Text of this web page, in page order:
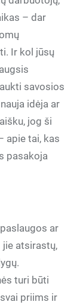
– dar
Ir kol jūsų
savosios
idėja ar
jog ši
apie tai, kas
pasakoja
ar
jie atsirastų,
turi būti
priims ir